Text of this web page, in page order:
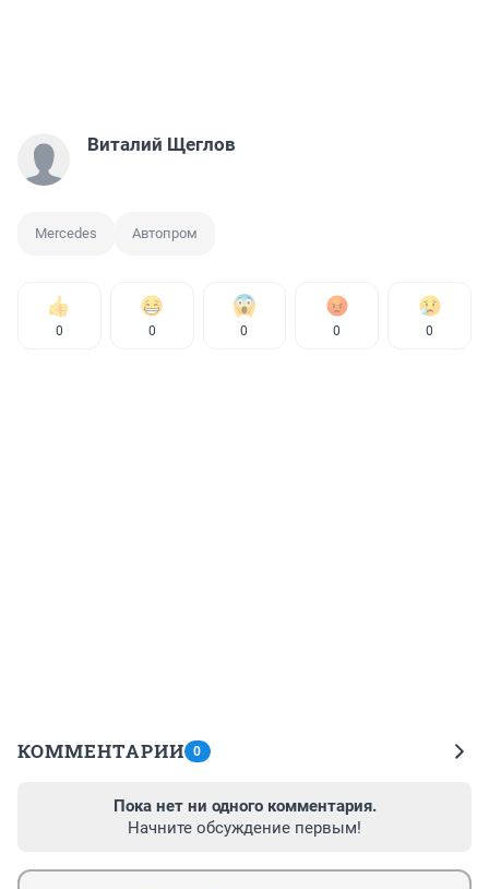
Виталий Щеглов
Mercedes Автопром
0 0 0 0 0
КОММЕНТАРИИ 0
Пока нет ни одного комментария.
Начните обсуждение первым!